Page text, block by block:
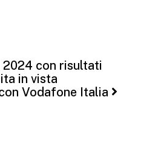
2024 con risultati
in vista
Vodafone Italia